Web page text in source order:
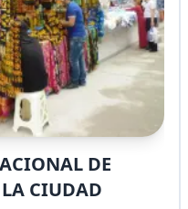
DE
CIUDAD